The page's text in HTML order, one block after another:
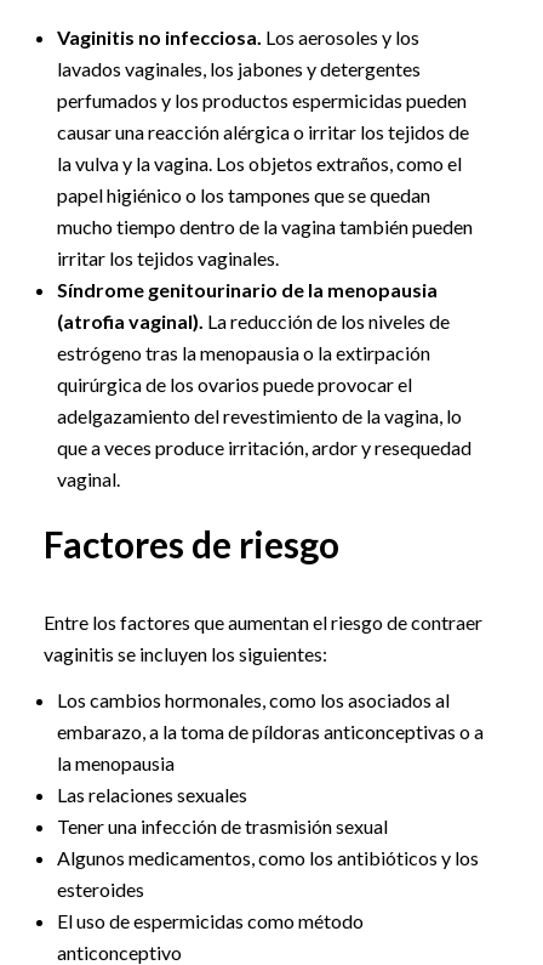
Vaginitis no infecciosa. Los aerosoles y los
lavados vaginales, los jabones y detergentes
perfumados y los productos espermicidas pueden
causar una reacción alérgica o irritar los tejidos de
la vulva y la vagina. Los objetos extraños, como el
papel higiénico o los tampones que se quedan
mucho tiempo dentro de la vagina también pueden
irritar los tejidos vaginales.
Síndrome genitourinario de la menopausia
(atrofia vaginal). La reducción de los niveles de
estrógeno tras la menopausia o la extirpación
quirúrgica de los ovarios puede provocar el
adelgazamiento del revestimiento de la vagina, lo
que a veces produce irritación, ardor y resequedad
vaginal.
Factores de riesgo
Entre los factores que aumentan el riesgo de contraer
vaginitis se incluyen los siguientes:
Los cambios hormonales, como los asociados al
embarazo, a la toma de píldoras anticonceptivas o a
la menopausia
Las relaciones sexuales
Tener una infección de trasmisión sexual
Algunos medicamentos, como los antibióticos y los
esteroides
El uso de espermicidas como método
anticonceptivo